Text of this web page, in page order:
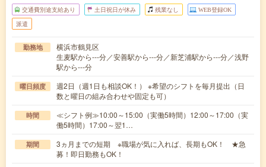
交通費別途支給あり 土日祝日が休み 残業なし WEB登録OK
派遣
勤務地
横浜市鶴見区
生麦駅から---分／安善駅から---分／新芝浦駅から---分／浅野
駅から---分
曜日頻度
週2日（週1日も相談OK！） ※希望のシフトを毎月提出（日
数と曜日の組み合わせや固定も可）
時間
≪シフト例≫10:00～15:00（実働5時間）12:00～17:00（実
働5時間）17:00～翌1…
期間
3ヵ月までの短期 ※職場が気に入れば、長期もOK！ ★急
募！即日勤務もOK！